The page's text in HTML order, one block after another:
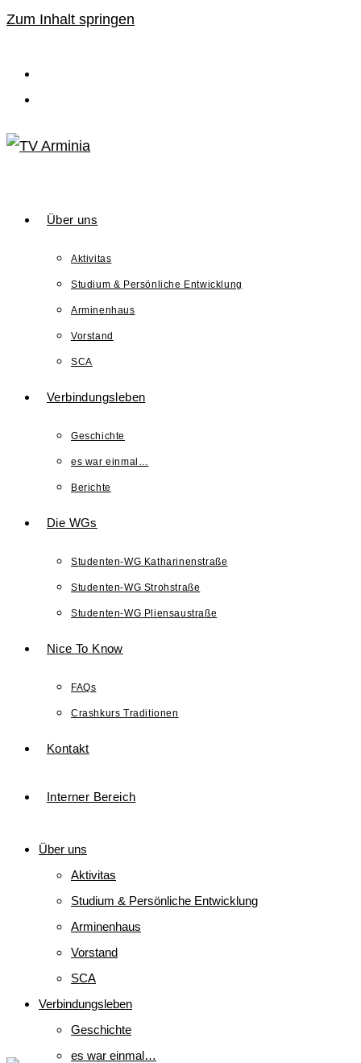
Zum Inhalt springen
Über uns
Aktivitas
Studium & Persönliche Entwicklung
Arminenhaus
Vorstand
SCA
Verbindungsleben
Geschichte
es war einmal…
Berichte
Die WGs
Studenten-WG Katharinenstraße
Studenten-WG Strohstraße
Studenten-WG Pliensaustraße
Nice To Know
FAQs
Crashkurs Traditionen
Kontakt
Interner Bereich
Über uns
Aktivitas
Studium & Persönliche Entwicklung
Arminenhaus
Vorstand
SCA
Verbindungsleben
Geschichte
es war einmal…